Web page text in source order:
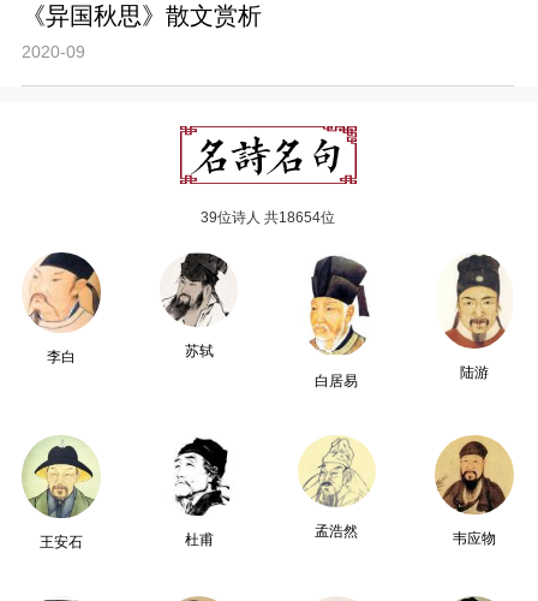
《异国秋思》散文赏析
2020-09
39位诗人 共18654位
李白
苏轼
白居易
陆游
王安石 杜甫
孟浩然 韦应物